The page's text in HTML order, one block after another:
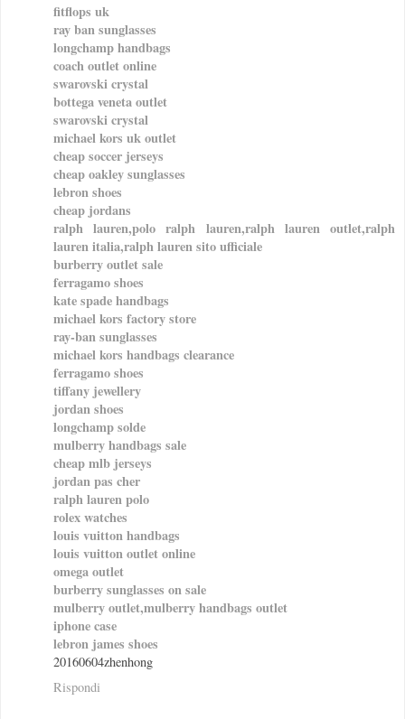
fitflops uk
ray ban sunglasses
longchamp handbags
coach outlet online
swarovski crystal
bottega veneta outlet
swarovski crystal
michael kors uk outlet
cheap soccer jerseys
cheap oakley sunglasses
lebron shoes
cheap jordans
ralph lauren,polo ralph lauren,ralph lauren outlet,ralph
lauren italia,ralph lauren sito ufficiale
burberry outlet sale
ferragamo shoes
kate spade handbags
michael kors factory store
ray-ban sunglasses
michael kors handbags clearance
ferragamo shoes
tiffany jewellery
jordan shoes
longchamp solde
mulberry handbags sale
cheap mlb jerseys
jordan pas cher
ralph lauren polo
rolex watches
louis vuitton handbags
louis vuitton outlet online
omega outlet
burberry sunglasses on sale
mulberry outlet,mulberry handbags outlet
iphone case
lebron james shoes
20160604zhenhong
Rispondi